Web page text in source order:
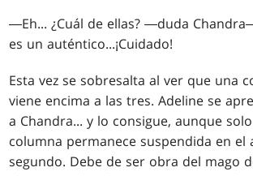
―Eh... ¿Cuál de ellas? ―duda
es un auténtico...¡Cuidado!
Esta vez se sobresalta al ver que una
viene encima a las tres. Adeline se
a Chandra... y lo consigue, aunque
columna permanece suspendida en el
segundo. Debe de ser obra del mago